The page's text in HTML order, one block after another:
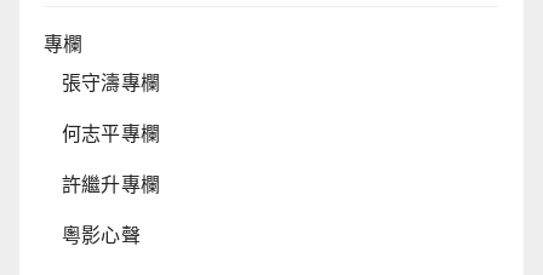
專欄
張守濤專欄
何志平專欄
許繼升專欄
粵影心聲